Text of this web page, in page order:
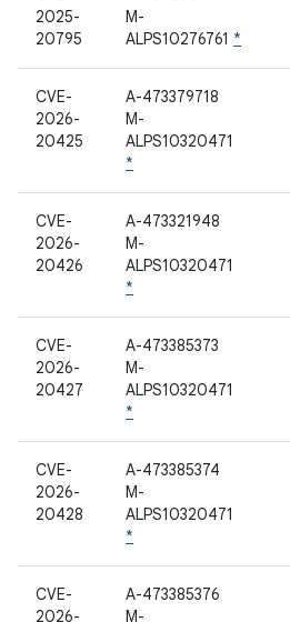
2025-
20795
M-
ALPS10276761 *
CVE-
2026-
20425
A-473379718
M-
ALPS10320471
*
CVE-
2026-
20426
A-473321948
M-
ALPS10320471
*
CVE-
2026-
20427
A-473385373
M-
ALPS10320471
*
CVE-
2026-
20428
A-473385374
M-
ALPS10320471
*
CVE-
2026-
A-473385376
M-